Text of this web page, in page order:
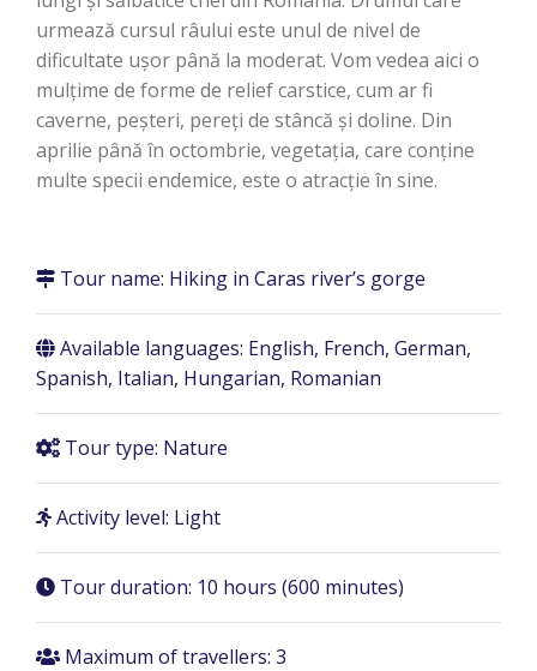
urmează cursul râului este unul de nivel de
dificultate ușor până la moderat. Vom vedea aici o
mulțime de forme de relief carstice, cum ar fi
caverne, peșteri, pereți de stâncă și doline. Din
aprilie până în octombrie, vegetația, care conține
multe specii endemice, este o atracție în sine.
Tour name: Hiking in Caras river’s gorge
Available languages: English, French, German,
Spanish, Italian, Hungarian, Romanian
Tour type: Nature
Activity level: Light
Tour duration: 10 hours (600 minutes)
Maximum of travellers: 3